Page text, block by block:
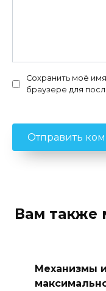
Сохранить моё
браузере для
Вам также
Механизмы